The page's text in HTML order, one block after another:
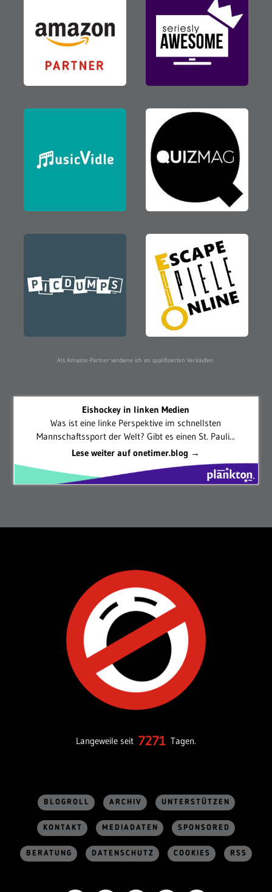
Als Amazon-Partner verdiene ich an qualifizierten Verkäufen.
Eishockey in linken Medien
Was ist eine linke Perspektive im schnellsten
Mannschaftssport der Welt? Gibt es einen St. Pauli...
Lese weiter auf onetimer.blog →
Langeweile seit 7271 Tagen.
BLOGROLL ARCHIV UNTERSTÜTZEN
KONTAKT MEDIADATEN SPONSORED
BERATUNG DATENSCHUTZ COOKIES RSS